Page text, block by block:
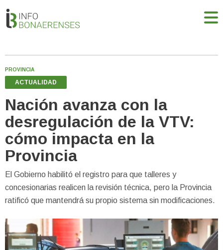
PROVINCIA
ACTUALIDAD
Nación avanza con la
desregulación de la VTV:
cómo impacta en la
Provincia
El Gobierno habilitó el registro para que talleres y
concesionarias realicen la revisión técnica, pero la Provincia
ratificó que mantendrá su propio sistema sin modificaciones.